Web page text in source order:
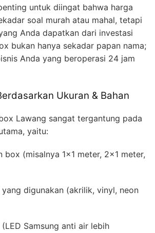
untuk diingat bahwa harga
soal murah atau mahal, tetapi
Anda dapatkan dari investasi
bukan hanya sekadar papan nama;
Anda yang beroperasi 24 jam
Ukuran & Bahan
Lawang sangat tergantung pada
yaitu:
box (misalnya 1×1 meter, 2×1 meter,
digunakan (akrilik, vinyl, neon
Samsung anti air lebih